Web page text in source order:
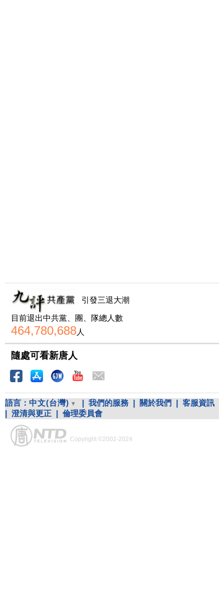
引發三退大潮
目前退出中共黨、團、隊總人數
464,780,688人
隨處可看新唐人
語言： 中文(台灣) 我們的服務 關於我們
客服資訊
澄清與更正 倫理委員會
Copyright ©2002-2024